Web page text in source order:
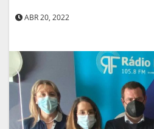
ABR 20, 2022